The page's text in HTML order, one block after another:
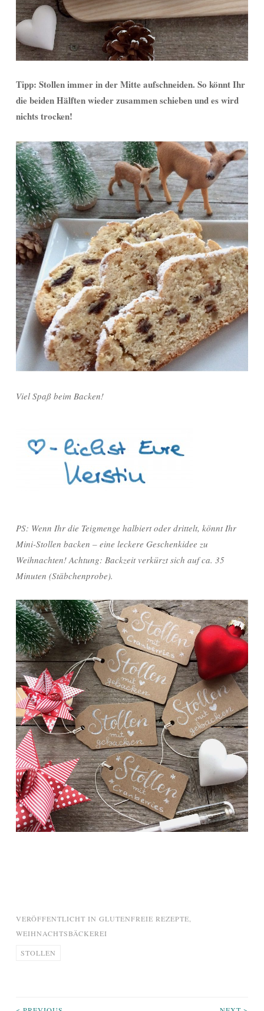
Tipp: Stollen immer in der Mitte aufschneiden. So könnt Ihr
die beiden Hälften wieder zusammen schieben und es wird
nichts trocken!
Viel Spaß beim Backen!
PS: Wenn Ihr die Teigmenge halbiert oder drittelt, könnt Ihr
Mini-Stollen backen – eine leckere Geschenkidee zu
Weihnachten! Achtung: Backzeit verkürzt sich auf ca. 35
Minuten (Stäbchenprobe).
VERÖFFENTLICHT IN GLUTENFREIE REZEPTE,
WEIHNACHTSBÄCKEREI
STOLLEN